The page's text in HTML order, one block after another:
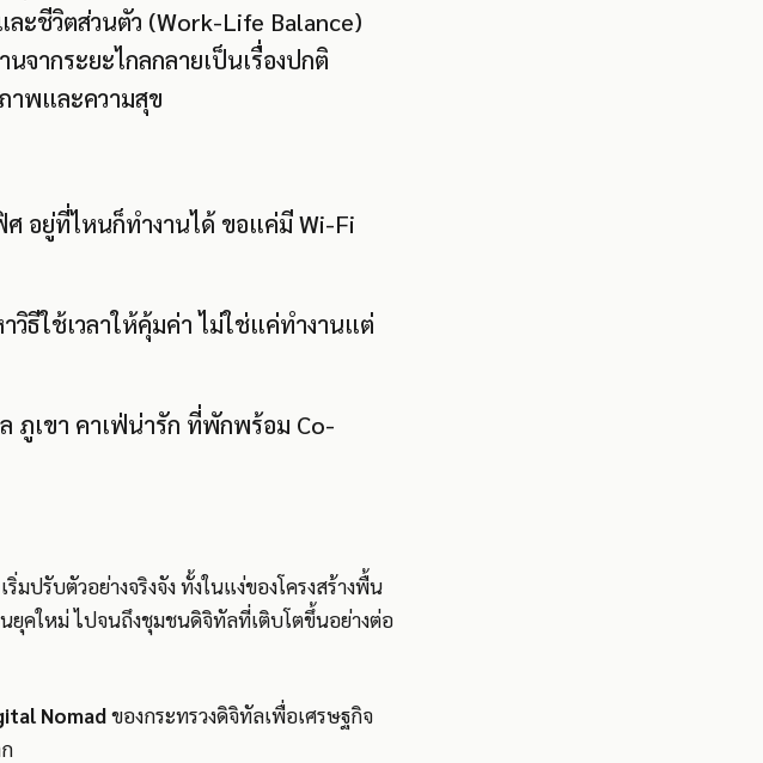
ะชีวิตส่วนตัว (Work-Life Balance)
จากระยะไกลกลายเป็นเรื่องปกติ
าพและความสุข
อยู่ที่ไหนก็ทำงานได้ ขอแค่มี Wi-Fi
วิธีใช้เวลาให้คุ้มค่า ไม่ใช่แค่ทำงานแต่
ภูเขา คาเฟ่น่ารัก ที่พักพร้อม Co-
มปรับตัวอย่างจริงจัง ทั้งในแง่ของโครงสร้างพื้น
ยุคใหม่ ไปจนถึงชุมชนดิจิทัลที่เติบโตขึ้นอย่างต่อ
Nomadของกระทรวงดิจิทัลเพื่อเศรษฐกิจ